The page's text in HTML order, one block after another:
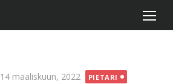
Posted
14 maaliskuun, 2022 PIETARI